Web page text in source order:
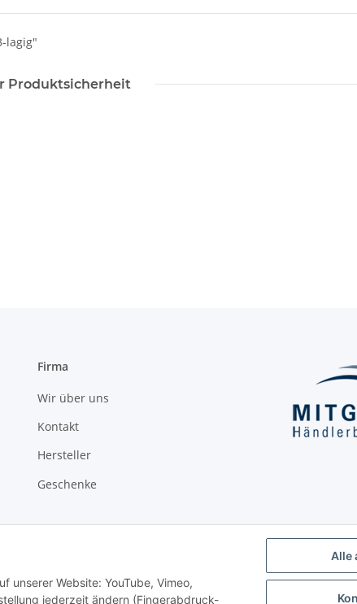
Alle
unserer Website: YouTube, Vimeo,
jederzeit ändern (Fingerabdruck-
lagig"
Produktsicherheit
Firma
Wir über uns
Kontakt
Hersteller
Geschenke